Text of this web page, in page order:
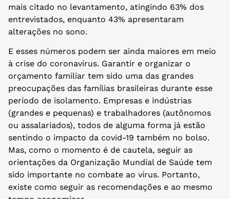
mais citado no levantamento, atingindo 63% dos
entrevistados, enquanto 43% apresentaram
alterações no sono.
E esses números podem ser ainda maiores em meio
à crise do coronavírus. Garantir e organizar o
orçamento familiar tem sido uma das grandes
preocupações das famílias brasileiras durante esse
período de isolamento. Empresas e indústrias
(grandes e pequenas) e trabalhadores (autônomos
ou assalariados), todos de alguma forma já estão
sentindo o impacto da covid-19 também no bolso.
Mas, como o momento é de cautela, seguir as
orientações da Organização Mundial de Saúde tem
sido importante no combate ao vírus. Portanto,
existe como seguir as recomendações e ao mesmo